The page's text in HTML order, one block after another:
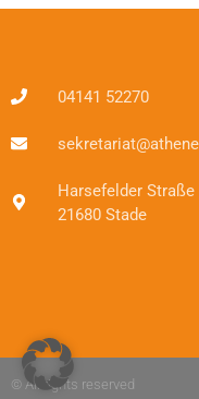
04141 52270
Harsefelder Straße
21680 Stade
© All rights reserved